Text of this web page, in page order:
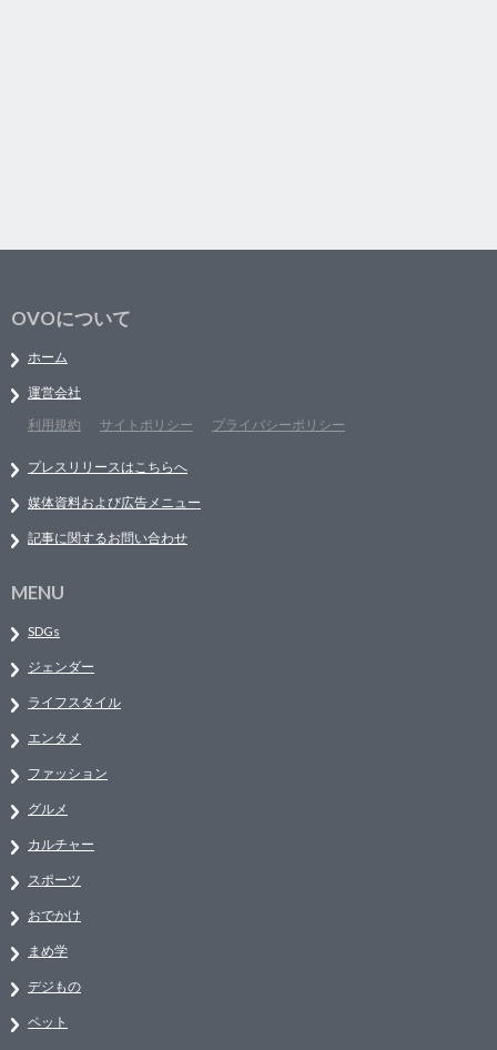
OVOについて
ホーム
運営会社
利用規約
サイトポリシー プライバシーポリシー
プレスリリースはこちらへ
媒体資料および広告メニュー
記事に関するお問い合わせ
MENU
SDGs
ジェンダー
ライフスタイル
エンタメ
ファッション
グルメ
カルチャー
スポーツ
おでかけ
まめ学
デジもの
ペット